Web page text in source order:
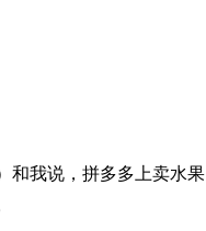
和我说，拼多多上卖水果